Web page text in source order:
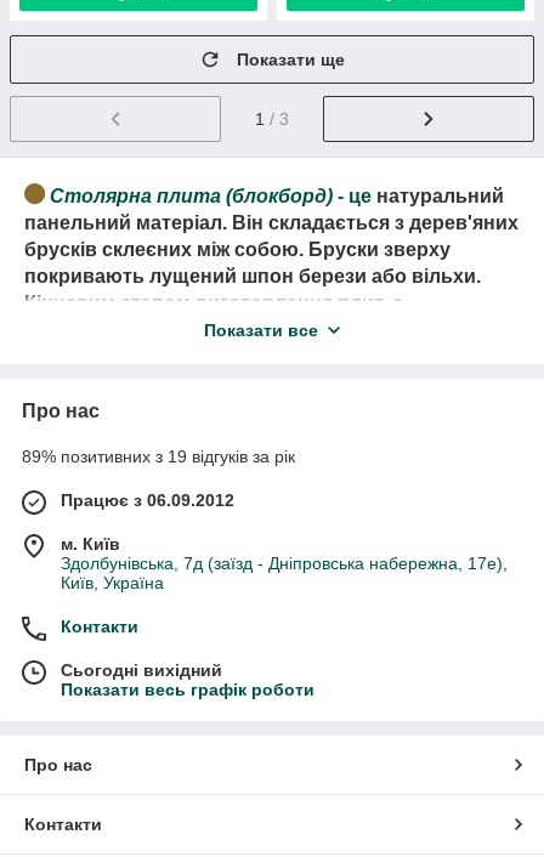
Показати ще
1 / 3
Столярна плита (блокборд) - це натуральний
панельний матеріал. Він складається з дерев'яних
брусків склеєних між собою. Бруски зверху
покривають лущений шпон берези або вільхи.
Кінцевим етапом виготовлення плит, є
фанерування натуральним шпоном Дуба, Берези
панелі, такі як фанера і МДФ. Імовірність
мінімальна. Можна сміливо стверджувати, що
столярна плита - це один з найбільш міцних
листових матеріалів на ринку деревної сировини.
Показати все
Про нас
89% позитивних з 19 відгуків за рік
Працює з 06.09.2012
м. Київ
Здолбунівська, 7д (заїзд - Дніпровська набережна, 17е),
Київ, Україна
Контакти
Сьогодні вихідний
Показати весь графік роботи
Про нас
Контакти